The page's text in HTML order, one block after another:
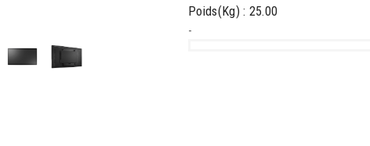
Poids(Kg) : 25.00
-